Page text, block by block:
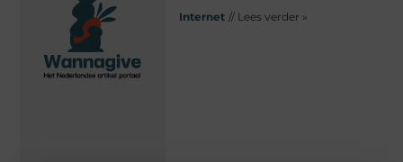
Internet // Lees verder »